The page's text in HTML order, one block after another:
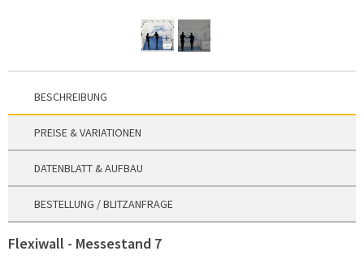
BESCHREIBUNG
PREISE & VARIATIONEN
DATENBLATT & AUFBAU
BESTELLUNG / BLITZANFRAGE
Flexiwall - Messestand 7